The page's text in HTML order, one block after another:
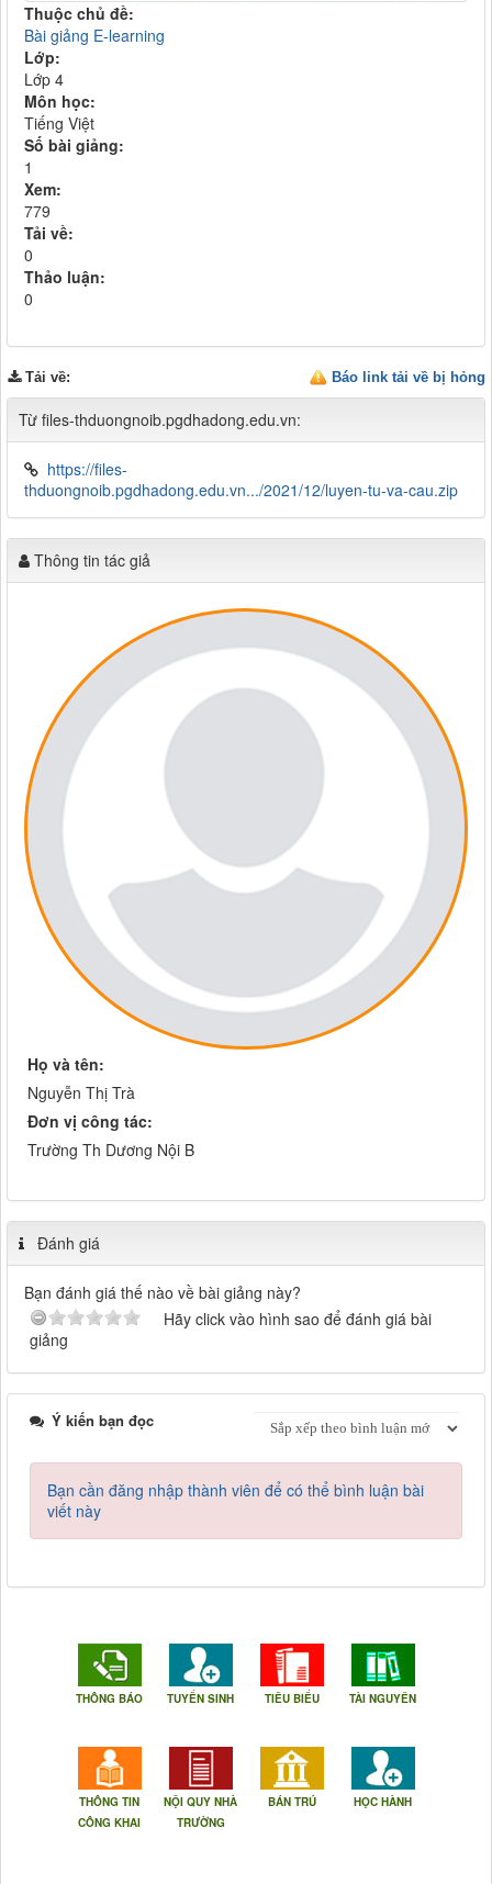
Thuộc chủ đề:
Bài giảng E-learning
Lớp:
Lớp 4
Môn học:
Tiếng Việt
Số bài giảng:
1
Xem:
779
Tải về:
0
Thảo luận:
0
Báo link tải về bị hỏng
Tải về:
Từ files-thduongnoib.pgdhadong.edu.vn:
https://files-
thduongnoib.pgdhadong.edu.vn.../2021/12/luyen-tu-va-cau.zip
Thông tin tác giả
Họ và tên:
Nguyễn Thị Trà
Đơn vị công tác:
Trường Th Dương Nội B
Đánh giá
Bạn đánh giá thế nào về bài giảng này?
Hãy click vào hình sao để đánh giá bài
giảng
Ý kiến bạn đọc
Bạn cần đăng nhập thành viên để có thể bình luận bài
viết này
THÔNG BÁO TUYỂN SINH TIÊU BIỂU TÀI NGUYÊN
THÔNG TIN
CÔNG KHAI
NỘI QUY NHÀ
TRƯỜNG
BÁN TRÚ HỌC HÀNH